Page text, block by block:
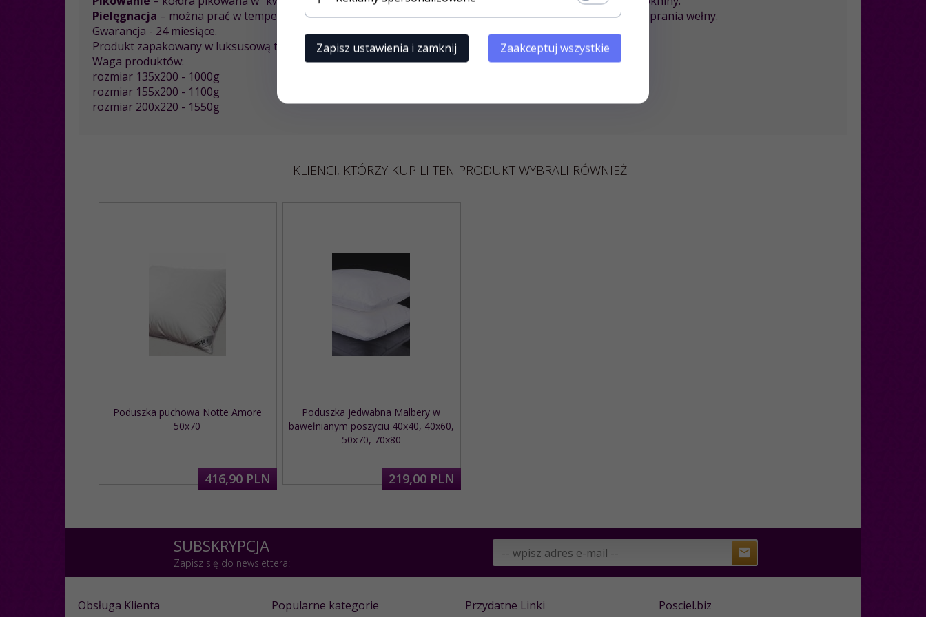
Pielęgnacja – można prać w temperaturze 30st.C, w programie do tkanin delikatnych z dodatkiem płynu do prania wełny.
Gwarancja - 24 miesiące.
Produkt zapakowany w luksusową torbę z logo producenta.
Waga produktów:
rozmiar 135x200 - 1000g
rozmiar 155x200 - 1100g
rozmiar 200x220 - 1550g
KLIENCI, KTÓRZY KUPILI TEN PRODUKT WYBRALI RÓWNIEŻ...
Poduszka puchowa Notte Amore
50x70
416,90 PLN
Poduszka jedwabna Malbery w
bawełnianym poszyciu 40x40, 40x60,
50x70, 70x80
219,00 PLN
SUBSKRYPCJA
Zapisz się do newslettera:
Obsługa Klienta Popularne kategorie Przydatne Linki Posciel.biz
Zapisz ustawienia i zamknij Zaakceptuj wszystkie